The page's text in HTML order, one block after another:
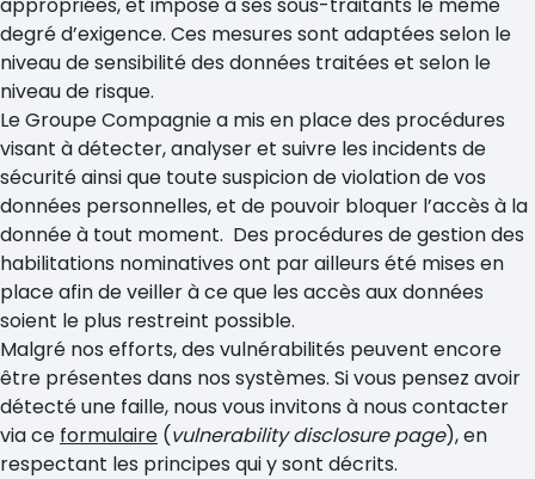
degré d’exigence. Ces mesures sont adaptées selon le
niveau de sensibilité des données traitées et selon le
niveau de risque.
Le Groupe Compagnie a mis en place des procédures
visant à détecter, analyser et suivre les incidents de
sécurité ainsi que toute suspicion de violation de vos
données personnelles, et de pouvoir bloquer l’accès à la
donnée à tout moment. Des procédures de gestion des
habilitations nominatives ont par ailleurs été mises en
place afin de veiller à ce que les accès aux données
soient le plus restreint possible.
Malgré nos efforts, des vulnérabilités peuvent encore
être présentes dans nos systèmes. Si vous pensez avoir
détecté une faille, nous vous invitons à nous contacter
via ce formulaire (vulnerability disclosure page), en
respectant les principes qui y sont décrits.